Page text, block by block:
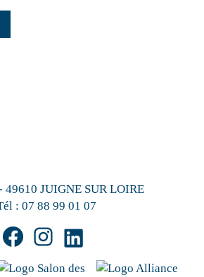
49610 JUIGNE SUR LOIRE
: 07 88 99 01 07